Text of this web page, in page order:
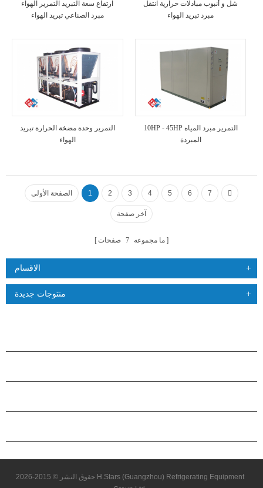
ارتفاع سعة التبريد التمرير الهواء
مبرد الصناعي تبريد الهواء
شل و أنبوب مبادلات حرارية انتقل
مبرد تبريد الهواء
التمرير وحدة مضخة الحرارة تبريد
الهواء
10HP - 45HP التمرير مبرد المياه
المبردة
الصفحة الأولى 1 2 3 4 5 6 7
آخر صفحة
ما مجموعه 7 صفحات
الاقسام
منتوجات جديدة
حقوق النشر © 2015-2026 H.Stars (Guangzhou) Refrigerating Equipment